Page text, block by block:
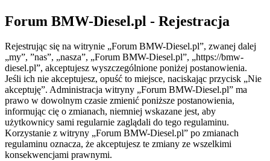
Forum BMW-Diesel.pl - Rejestracja
Rejestrując się na witrynie „Forum BMW-Diesel.pl”, zwanej dalej
„my”, ”nas”, „nasza”, „Forum BMW-Diesel.pl”, „https://bmw-
diesel.pl”, akceptujesz wyszczególnione poniżej postanowienia.
Jeśli ich nie akceptujesz, opuść to miejsce, naciskając przycisk „Nie
akceptuję”. Administracja witryny „Forum BMW-Diesel.pl” ma
prawo w dowolnym czasie zmienić poniższe postanowienia,
informując cię o zmianach, niemniej wskazane jest, aby
użytkownicy sami regularnie zaglądali do tego regulaminu.
Korzystanie z witryny „Forum BMW-Diesel.pl” po zmianach
regulaminu oznacza, że akceptujesz te zmiany ze wszelkimi
konsekwencjami prawnymi.